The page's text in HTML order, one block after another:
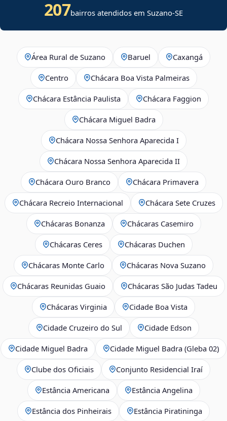
207bairros atendidos emSuzano-SE
Área Rural de Suzano Baruel Caxangá
Centro Chácara Boa Vista Palmeiras
Chácara Estância Paulista Chácara Faggion
Chácara Miguel Badra
Chácara Nossa Senhora Aparecida I
Chácara Nossa Senhora Aparecida II
Chácara Ouro Branco Chácara Primavera
Chácara Recreio Internacional Chácara Sete Cruzes
Chácaras Bonanza Chácaras Casemiro
Chácaras Ceres Chácaras Duchen
Chácaras Monte Carlo Chácaras Nova Suzano
Chácaras Reunidas Guaio Chácaras São Judas Tadeu
Chácaras Virginia Cidade Boa Vista
Cidade Cruzeiro do Sul Cidade Edson
Cidade Miguel Badra Cidade Miguel Badra (Gleba 02)
Clube dos Oficiais Conjunto Residencial Iraí
Estância Americana Estância Angelina
Estância dos Pinheirais Estância Piratininga